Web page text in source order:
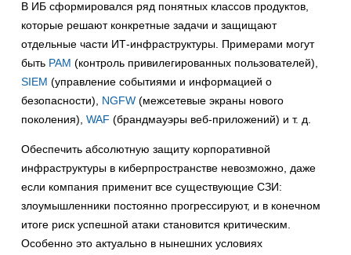
В ИБ сформировался ряд понятных классов продуктов,
которые решают конкретные задачи и защищают
отдельные части ИТ-инфраструктуры. Примерами могут
быть PAM (контроль привилегированных пользователей),
SIEM (управление событиями и информацией о
безопасности), NGFW (межсетевые экраны нового
поколения), WAF (брандмауэры веб-приложений) и т. д.
Обеспечить абсолютную защиту корпоративной
инфраструктуры в киберпространстве невозможно, даже
если компания применит все существующие СЗИ:
злоумышленники постоянно прогрессируют, и в конечном
итоге риск успешной атаки становится критическим.
Особенно это актуально в нынешних условиях